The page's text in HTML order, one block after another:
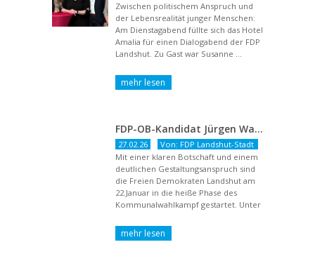
Zwischen politischem Anspruch und
der Lebensrealität junger Menschen:
Am Dienstagabend füllte sich das Hotel
Amalia für einen Dialogabend der FDP
Landshut. Zu Gast war Susanne ...
FDP-OB-Kandidat Jürgen Wachter: „Politik auf Pump ist unsozial“
27.02.26
Von: FDP Landshut-Stadt
Mit einer klaren Botschaft und einem
deutlichen Gestaltungsanspruch sind
die Freien Demokraten Landshut am
22.Januar in die heiße Phase des
Kommunalwahlkampf gestartet. Unter